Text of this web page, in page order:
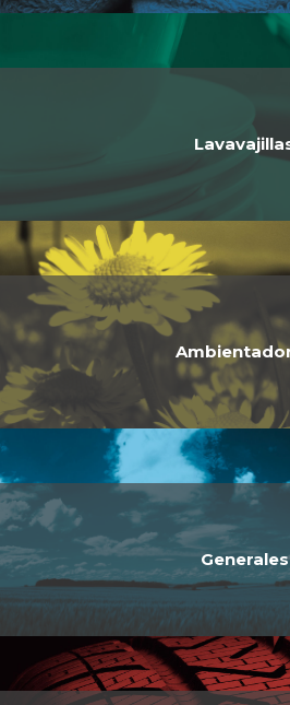
Generales